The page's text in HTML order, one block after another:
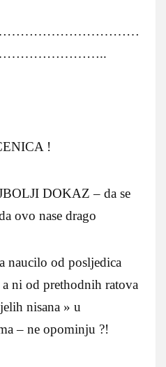
!
DOKAZ – da se
ovo nase drago
naucilo od posljedica
ni od prethodnih ratova
nisana » u
– ne opominju ?!